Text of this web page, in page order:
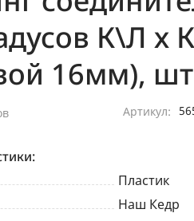
К\Л х
16мм), шт
Артикул:
Пластик
Наш Кедр